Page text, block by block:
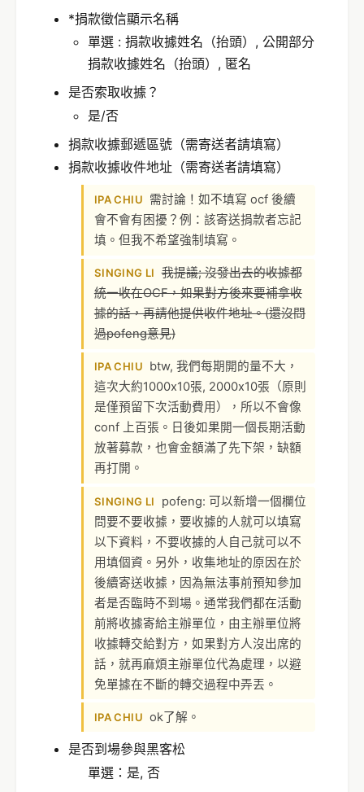
*捐款徵信顯示名稱
單選 : 捐款收據姓名（抬頭）, 公開部分
捐款收據姓名（抬頭）, 匿名
是否索取收據？
是/否
捐款收據郵遞區號（需寄送者請填寫）
捐款收據收件地址（需寄送者請填寫）
IPA CHIU
需討論！如不填寫 ocf 後續
會不會有困擾？例：該寄送捐款者忘記
填。但我不希望強制填寫。
SINGING LI
我提議; 沒發出去的收據都
統一收在OCF，如果對方後來要補拿收
據的話，再請他提供收件地址。(還沒問
過pofeng意見)
IPA CHIU
btw, 我們每期開的量不大，
這次大約1000x10張, 2000x10張（原則
是僅預留下次活動費用），所以不會像
conf 上百張。日後如果開一個長期活動
放著募款，也會金額滿了先下架，缺額
再打開。
SINGING LI
pofeng: 可以新增一個欄位
問要不要收據，要收據的人就可以填寫
以下資料，不要收據的人自己就可以不
用填個資。另外，收集地址的原因在於
後續寄送收據，因為無法事前預知參加
者是否臨時不到場。通常我們都在活動
前將收據寄給主辦單位，由主辦單位將
收據轉交給對方，如果對方人沒出席的
話，就再麻煩主辦單位代為處理，以避
免單據在不斷的轉交過程中弄丟。
IPA CHIU ok了解。
是否到場參與黑客松
單選：是, 否